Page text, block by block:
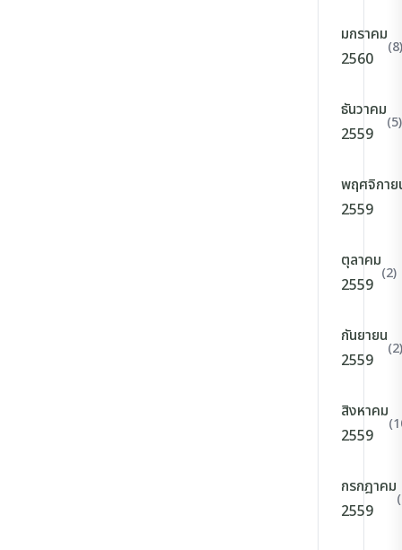
มกราคม
2560
(8)
ธันวาคม
2559
(5)
พฤศจิกาย
2559
ตุลาคม
2559
(2)
กันยายน
2559
(2)
สิงหาคม
2559
กรกฎาคม
2559